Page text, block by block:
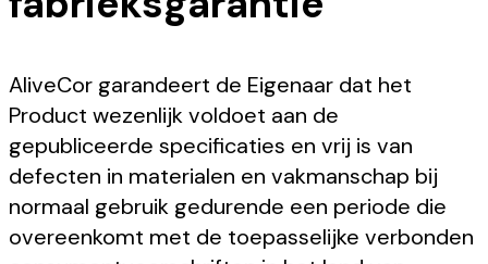
AliveCor garandeert de Eigenaar dat het
Product wezenlijk voldoet aan de
gepubliceerde specificaties en vrij is van
defecten in materialen en vakmanschap bij
normaal gebruik gedurende een periode die
overeenkomt met de toepasselijke verbonden